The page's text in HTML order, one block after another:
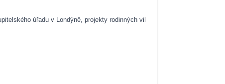
úřadu v Londýně, projekty rodinných vil